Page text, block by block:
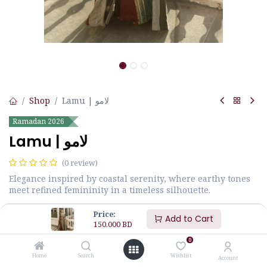
Price:
150.000BD Add to Cart
Home Search
0
Wishlist Account
Shop Lamu | لامو
Ramadan 2026
Lamu | لامو
(0 review)
Elegance inspired by coastal serenity, where earthy tones
meet refined femininity in a timeless silhouette.
أناقة مستوحاة من هدوء السواحل، حيث تلتقي الألوان الدافئة بأنوثة راقية
في تصميم خالد.
150.000